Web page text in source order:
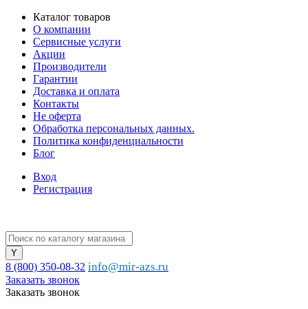
Каталог товаров
О компании
Сервисные услуги
Акции
Производители
Гарантии
Доставка и оплата
Контакты
Не оферта
Обработка персональных данных.
Политика конфиденциальности
Блог
Вход
Регистрация
8 (800) 350-08-32 info@mir-azs.ru
Заказать звонок
Заказать звонок